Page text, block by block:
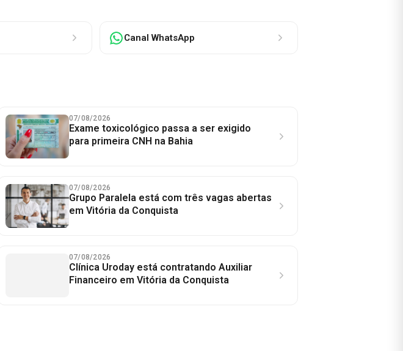
Canal WhatsApp
07/08/2026
Exame toxicológico passa a ser exigido
para primeira CNH na Bahia
07/08/2026
Grupo Paralela está com três vagas abertas
em Vitória da Conquista
07/08/2026
Clínica Uroday está contratando Auxiliar
Financeiro em Vitória da Conquista